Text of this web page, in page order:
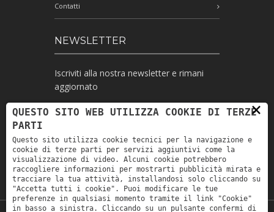
Contatti
NEWSLETTER
Iscriviti alla nostra newsletter e rimani
aggiornato
trattamento dei miei dati personali per le
finalità ivi indicate *
×
QUESTO SITO WEB UTILIZZA COOKIE DI TERZE
PARTI
Questo sito utilizza cookie tecnici per la navigazione e
cookie di terze parti per servizi aggiuntivi come la
visualizzazione di video. Alcuni cookie potrebbero
raccogliere informazioni per mostrarti pubblicità mirata e
tracciare la tua attività, installandosi solo cliccando su
"Accetta tutti i cookie". Puoi modificare le tue
preferenze in qualsiasi momento tramite il link "Cookie"
in basso a sinistra. Cliccando su un pulsante confermi di